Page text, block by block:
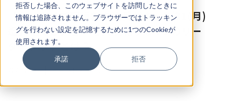
拒否した場合、このウェブサイトを訪問したときに
情報は追跡されません。ブラウザーではトラッキン
グを行わない設定を記憶するために1つのCookieが
使用されます。
承諾 拒否
【アーカイブ配信お申込受付中～3/31(月)
迄】組織ビジョンを具現化する4つのリー
ダーシップとは？
2025.02.18 イベント・セミナー